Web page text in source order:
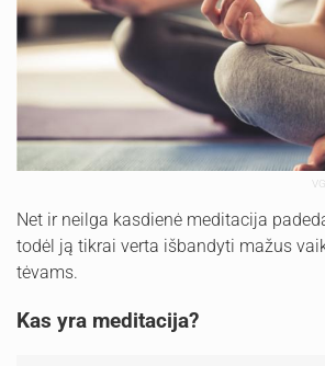
Net ir neilga kasdienė meditacija
todėl ją tikrai verta išbandyti mažus
tėvams.
Kas yra meditacija?